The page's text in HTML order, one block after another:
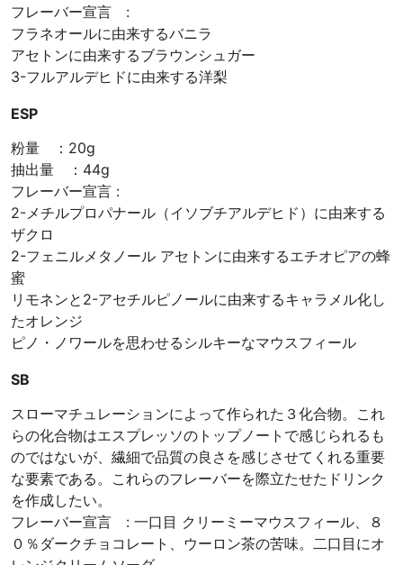
フレーバー宣言 :
フラネオールに由来するバニラ
アセトンに由来するブラウンシュガー
3-フルアルデヒドに由来する洋梨
ESP
粉量 ：20g
抽出量 ：44g
フレーバー宣言 :
2-メチルプロパナール（イソブチアルデヒド）に由来する
ザクロ
2-フェニルメタノール アセトンに由来するエチオピアの蜂
蜜
リモネンと2-アセチルピノールに由来するキャラメル化し
たオレンジ
ピノ・ノワールを思わせるシルキーなマウスフィール
SB
スローマチュレーションによって作られた３化合物。これ
らの化合物はエスプレッソのトップノートで感じられるも
のではないが、繊細で品質の良さを感じさせてくれる重要
な要素である。これらのフレーバーを際立たせたドリンク
を作成したい。
フレーバー宣言 : 一口目 クリーミーマウスフィール、８
０％ダークチョコレート、ウーロン茶の苦味。二口目にオ